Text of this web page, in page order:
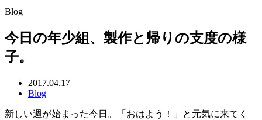
Blog
今日の年少組、製作と帰りの支度の様
子。
2017.04.17
Blog
新しい週が始まった今日。「おはよう！」と元気に来てく